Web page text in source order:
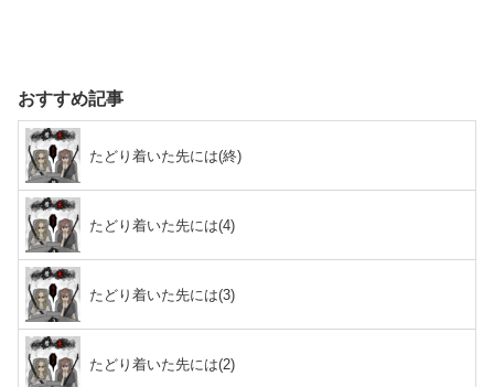
おすすめ記事
たどり着いた先には(終)
たどり着いた先には(4)
たどり着いた先には(3)
たどり着いた先には(2)